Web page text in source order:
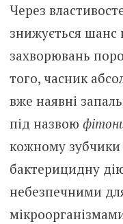
Через
знижується шанс
захворювань
того, часник
вже наявні
під назвою
кожному
бактерицидну
небезпечними